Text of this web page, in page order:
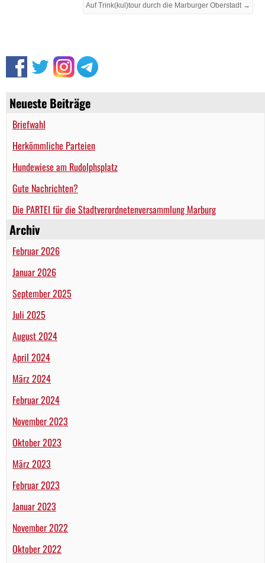
Neueste Beiträge
Briefwahl
Herkömmliche Parteien
Hundewiese am Rudolphsplatz
Gute Nachrichten?
Die PARTEI für die Stadtverordnetenversammlung Marburg
Archiv
Februar 2026
Januar 2026
September 2025
Juli 2025
August 2024
April 2024
März 2024
Februar 2024
November 2023
Oktober 2023
März 2023
Februar 2023
Januar 2023
November 2022
Oktober 2022
Auf Trink(kul)tour durch die Marburger Oberstadt →